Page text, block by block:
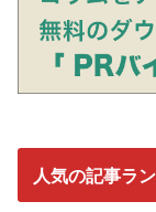
人気の記事ラ